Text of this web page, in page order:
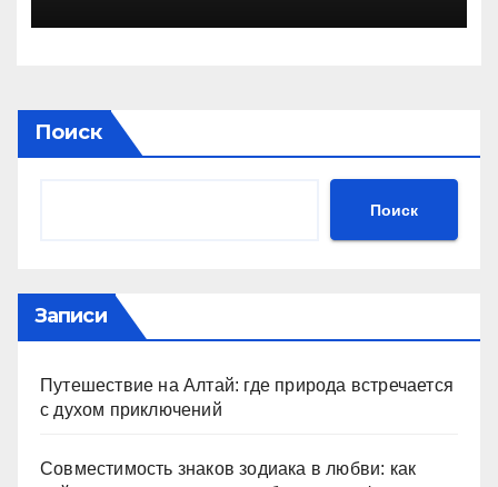
Поиск
Поиск
Записи
Путешествие на Алтай: где природа встречается
с духом приключений
Совместимость знаков зодиака в любви: как